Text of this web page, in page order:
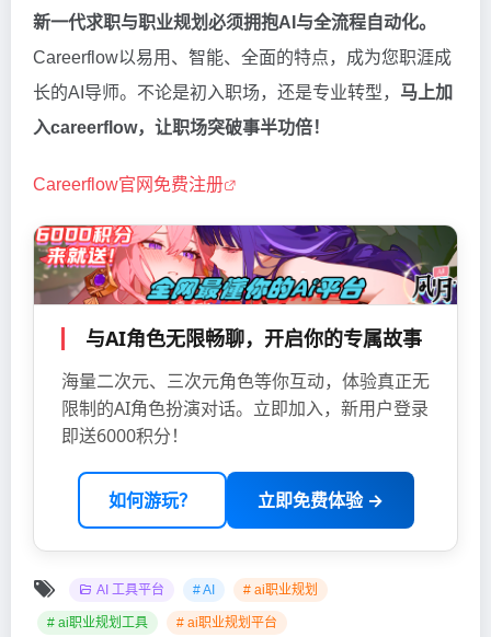
新一代求职与职业规划必须拥抱AI与全流程自动化。
Careerflow以易用、智能、全面的特点，成为您职涯成
长的AI导师。不论是初入职场，还是专业转型， 马上加
入careerflow，让职场突破事半功倍！
Careerflow官网免费注册
与AI角色无限畅聊，开启你的专属故事
海量二次元、三次元角色等你互动，体验真正无
限制的AI角色扮演对话。立即加入，新用户登录
即送6000积分！
如何游玩？ 立即免费体验 →
AI 工具平台 # AI # ai职业规划
# ai职业规划工具 # ai职业规划平台